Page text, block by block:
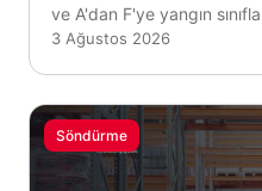
ve A'dan F'ye yangın
3 Ağustos 2026
Söndürme